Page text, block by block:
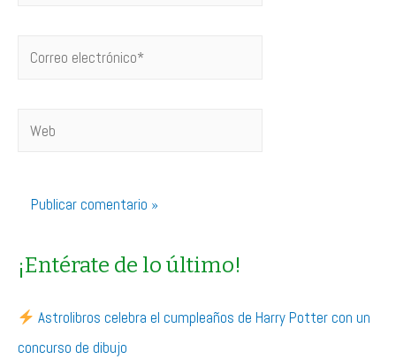
Correo
Web
¡Entérate de lo último!
Astrolibros celebra el cumpleaños de Harry Potter con un
concurso de dibujo